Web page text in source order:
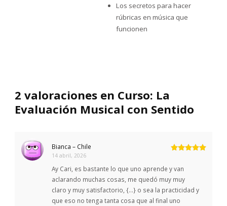
Los secretos para hacer
rúbricas en música que
funcionen
2 valoraciones en Curso: La
Evaluación Musical con Sentido
Bianca – Chile
14 abril, 2026
Ay Cari, es bastante lo que uno aprende y van
aclarando muchas cosas, me quedó muy muy
claro y muy satisfactorio, {…} o sea la practicidad y
que eso no tenga tanta cosa que al final uno